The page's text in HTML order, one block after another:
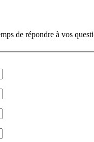
de répondre à vos